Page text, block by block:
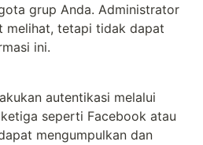
grup Anda. Administrator
melihat, tetapi tidak dapat
ini.
autentikasi melalui
seperti Facebook atau
mengumpulkan dan